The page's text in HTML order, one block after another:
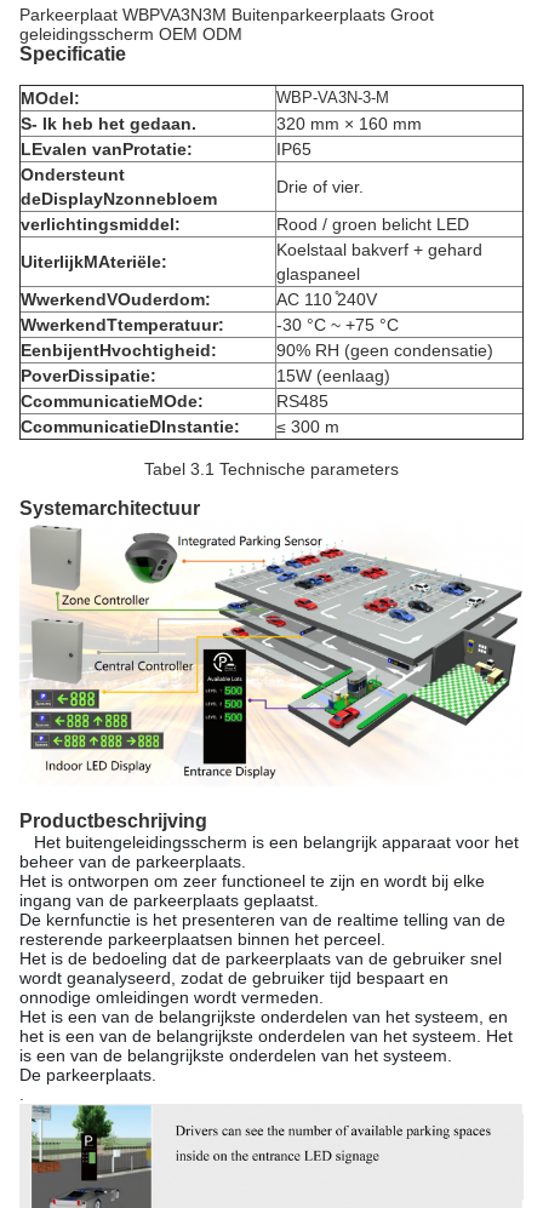
Parkeerplaat WBPVA3N3M Buitenparkeerplaats Groot
geleidingsscherm OEM ODM
Specificatie
MOdel: WBP-VA3N-3-M
S- Ik heb het gedaan.
320 mm × 160 mm
LEvalen vanProtatie:
IP65
Ondersteunt
deDisplayNzonnebloem
Drie of vier.
verlichtingsmiddel:
Rood / groen belicht LED
UiterlijkMAteriële:
Koelstaal bakverf + gehard
glaspaneel
WwerkendVOuderdom:
AC 110 ̊240V
WwerkendTtemperatuur:
-30 °C ~ +75 °C
EenbijentHvochtigheid:
90% RH (geen condensatie)
PoverDissipatie:
15W (eenlaag)
CcommunicatieMOde:
RS485
CcommunicatieDInstantie: ≤ 300 m
Tabel 3.1 Technische parameters
Systemarchitectuur
Productbeschrijving
Het buitengeleidingsscherm is een belangrijk apparaat voor het
beheer van de parkeerplaats.
Het is ontworpen om zeer functioneel te zijn en wordt bij elke
ingang van de parkeerplaats geplaatst.
De kernfunctie is het presenteren van de realtime telling van de
resterende parkeerplaatsen binnen het perceel.
Het is de bedoeling dat de parkeerplaats van de gebruiker snel
wordt geanalyseerd, zodat de gebruiker tijd bespaart en
onnodige omleidingen wordt vermeden.
Het is een van de belangrijkste onderdelen van het systeem, en
het is een van de belangrijkste onderdelen van het systeem. Het
is een van de belangrijkste onderdelen van het systeem.
De parkeerplaats.